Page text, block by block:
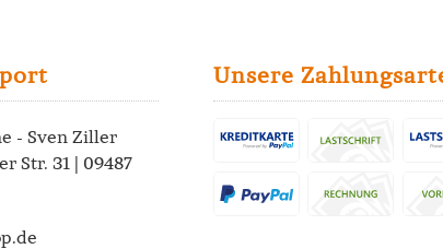
- Sven Ziller
Str. 31 | 09487
Unsere